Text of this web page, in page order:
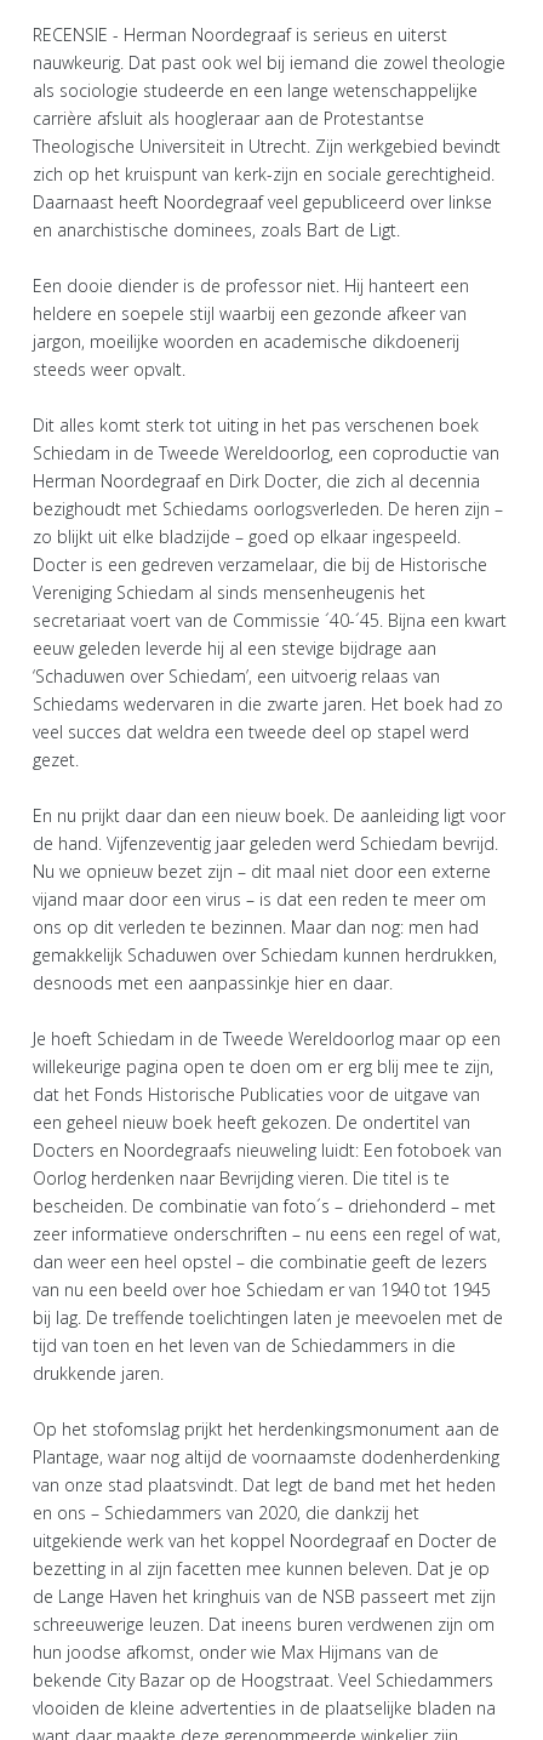
RECENSIE - Herman Noordegraaf is serieus en uiterst
nauwkeurig. Dat past ook wel bij iemand die zowel theologie
als sociologie studeerde en een lange wetenschappelijke
carrière afsluit als hoogleraar aan de Protestantse
Theologische Universiteit in Utrecht. Zijn werkgebied bevindt
zich op het kruispunt van kerk-zijn en sociale gerechtigheid.
Daarnaast heeft Noordegraaf veel gepubliceerd over linkse
en anarchistische dominees, zoals Bart de Ligt.
Een dooie diender is de professor niet. Hij hanteert een
heldere en soepele stijl waarbij een gezonde afkeer van
jargon, moeilijke woorden en academische dikdoenerij
steeds weer opvalt.
Dit alles komt sterk tot uiting in het pas verschenen boek
Schiedam in de Tweede Wereldoorlog, een coproductie van
Herman Noordegraaf en Dirk Docter, die zich al decennia
bezighoudt met Schiedams oorlogsverleden. De heren zijn –
zo blijkt uit elke bladzijde – goed op elkaar ingespeeld.
Docter is een gedreven verzamelaar, die bij de Historische
Vereniging Schiedam al sinds mensenheugenis het
secretariaat voert van de Commissie ´40-´45. Bijna een kwart
eeuw geleden leverde hij al een stevige bijdrage aan
‘Schaduwen over Schiedam’, een uitvoerig relaas van
Schiedams wedervaren in die zwarte jaren. Het boek had zo
veel succes dat weldra een tweede deel op stapel werd
gezet.
En nu prijkt daar dan een nieuw boek. De aanleiding ligt voor
de hand. Vijfenzeventig jaar geleden werd Schiedam bevrijd.
Nu we opnieuw bezet zijn – dit maal niet door een externe
vijand maar door een virus – is dat een reden te meer om
ons op dit verleden te bezinnen. Maar dan nog: men had
gemakkelijk Schaduwen over Schiedam kunnen herdrukken,
desnoods met een aanpassinkje hier en daar.
Je hoeft Schiedam in de Tweede Wereldoorlog maar op een
willekeurige pagina open te doen om er erg blij mee te zijn,
dat het Fonds Historische Publicaties voor de uitgave van
een geheel nieuw boek heeft gekozen. De ondertitel van
Docters en Noordegraafs nieuweling luidt: Een fotoboek van
Oorlog herdenken naar Bevrijding vieren. Die titel is te
bescheiden. De combinatie van foto´s – driehonderd – met
zeer informatieve onderschriften – nu eens een regel of wat,
dan weer een heel opstel – die combinatie geeft de lezers
van nu een beeld over hoe Schiedam er van 1940 tot 1945
bij lag. De treffende toelichtingen laten je meevoelen met de
tijd van toen en het leven van de Schiedammers in die
drukkende jaren.
Op het stofomslag prijkt het herdenkingsmonument aan de
Plantage, waar nog altijd de voornaamste dodenherdenking
van onze stad plaatsvindt. Dat legt de band met het heden
en ons – Schiedammers van 2020, die dankzij het
uitgekiende werk van het koppel Noordegraaf en Docter de
bezetting in al zijn facetten mee kunnen beleven. Dat je op
de Lange Haven het kringhuis van de NSB passeert met zijn
schreeuwerige leuzen. Dat ineens buren verdwenen zijn om
hun joodse afkomst, onder wie Max Hijmans van de
bekende City Bazar op de Hoogstraat. Veel Schiedammers
vlooiden de kleine advertenties in de plaatselijke bladen na
want daar maakte deze gerenommeerde winkelier zijn